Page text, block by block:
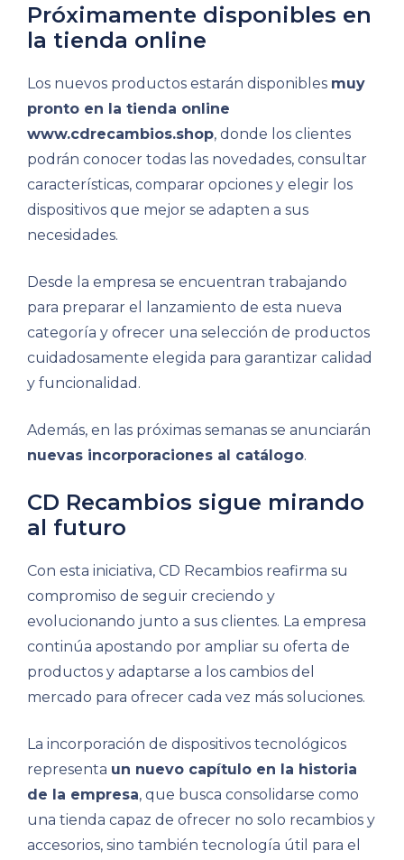
Próximamente disponibles en
la tienda online
Los nuevos productos estarán disponibles muy
pronto en la tienda online
www.cdrecambios.shop, donde los clientes
podrán conocer todas las novedades, consultar
características, comparar opciones y elegir los
dispositivos que mejor se adapten a sus
necesidades.
Desde la empresa se encuentran trabajando
para preparar el lanzamiento de esta nueva
categoría y ofrecer una selección de productos
cuidadosamente elegida para garantizar calidad
y funcionalidad.
Además, en las próximas semanas se anunciarán
nuevas incorporaciones al catálogo.
CD Recambios sigue mirando
al futuro
Con esta iniciativa, CD Recambios reafirma su
compromiso de seguir creciendo y
evolucionando junto a sus clientes. La empresa
continúa apostando por ampliar su oferta de
productos y adaptarse a los cambios del
mercado para ofrecer cada vez más soluciones.
La incorporación de dispositivos tecnológicos
representa un nuevo capítulo en la historia
de la empresa, que busca consolidarse como
una tienda capaz de ofrecer no solo recambios y
accesorios, sino también tecnología útil para el